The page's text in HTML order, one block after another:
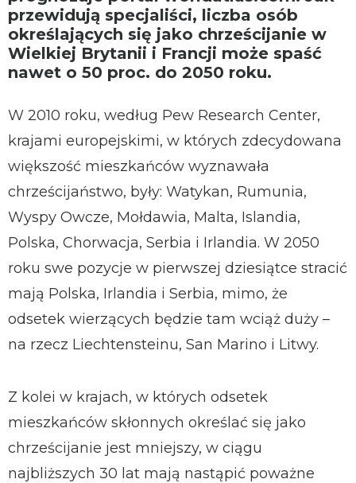
przewidują specjaliści, liczba osób
określających się jako chrześcijanie w
Wielkiej Brytanii i Francji może spaść
nawet o 50 proc. do 2050 roku.
W 2010 roku, według Pew Research Center,
krajami europejskimi, w których zdecydowana
większość mieszkańców wyznawała
chrześcijaństwo, były: Watykan, Rumunia,
Wyspy Owcze, Mołdawia, Malta, Islandia,
Polska, Chorwacja, Serbia i Irlandia. W 2050
roku swe pozycje w pierwszej dziesiątce stracić
mają Polska, Irlandia i Serbia, mimo, że
odsetek wierzących będzie tam wciąż duży –
na rzecz Liechtensteinu, San Marino i Litwy.
Z kolei w krajach, w których odsetek
mieszkańców skłonnych określać się jako
chrześcijanie jest mniejszy, w ciągu
najbliższych 30 lat mają nastąpić poważne